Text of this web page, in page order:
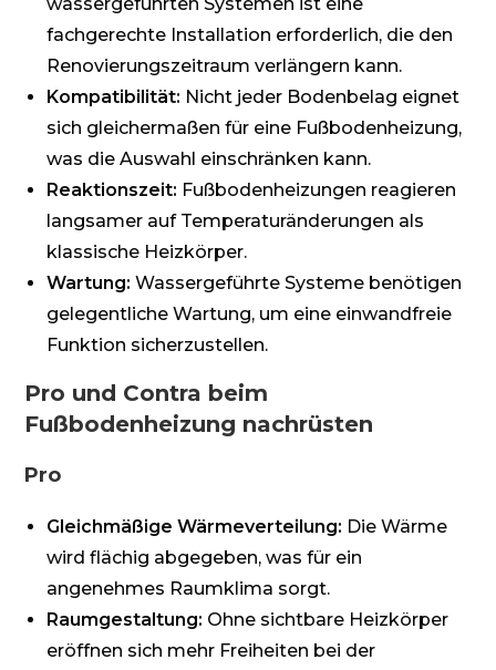
fachgerechte Installation erforderlich, die den
Renovierungszeitraum verlängern kann.
Kompatibilität: Nicht jeder Bodenbelag eignet
sich gleichermaßen für eine Fußbodenheizung,
was die Auswahl einschränken kann.
Reaktionszeit: Fußbodenheizungen reagieren
langsamer auf Temperaturänderungen als
klassische Heizkörper.
Wartung: Wassergeführte Systeme benötigen
gelegentliche Wartung, um eine einwandfreie
Funktion sicherzustellen.
Pro und Contra beim
Fußbodenheizung nachrüsten
Pro
Gleichmäßige Wärmeverteilung: Die Wärme
wird flächig abgegeben, was für ein
angenehmes Raumklima sorgt.
Raumgestaltung: Ohne sichtbare Heizkörper
eröffnen sich mehr Freiheiten bei der